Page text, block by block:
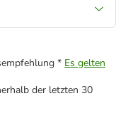
* Es gelten
der letzten 30